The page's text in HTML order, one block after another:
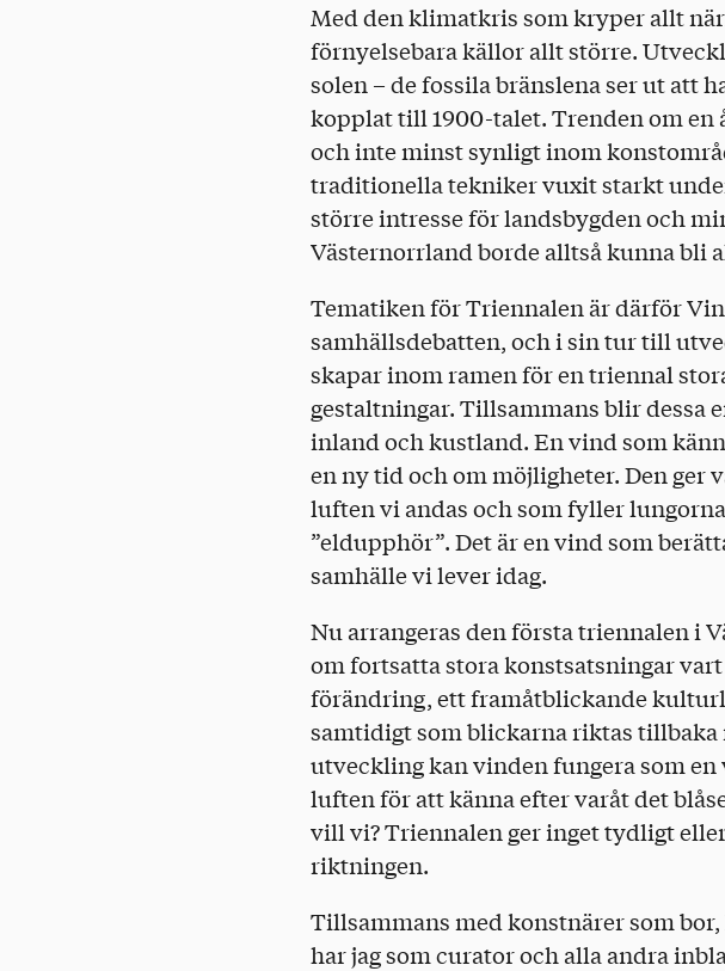
Med den klimatkris som kryper allt
förnyelsebara källor allt större.
solen – de fossila bränslena ser ut att
kopplat till 1900-talet. Trenden om en
och inte minst synligt inom
traditionella tekniker vuxit starkt
större intresse för landsbygden och
Västernorrland borde alltså kunna bli
Tematiken för Triennalen är därför
samhällsdebatten, och i sin tur till
skapar inom ramen för en triennal
gestaltningar. Tillsammans blir dessa
inland och kustland. En vind som
en ny tid och om möjligheter. Den ger
luften vi andas och som fyller
”eldupphör”. Det är en vind som
samhälle vi lever idag.
Nu arrangeras den första triennalen i
om fortsatta stora konstsatsningar
förändring, ett framåtblickande
samtidigt som blickarna riktas tillbaka
utveckling kan vinden fungera som
luften för att känna efter varåt det
vill vi? Triennalen ger inget tydligt
riktningen.
Tillsammans med konstnärer som
har jag som curator och alla andra